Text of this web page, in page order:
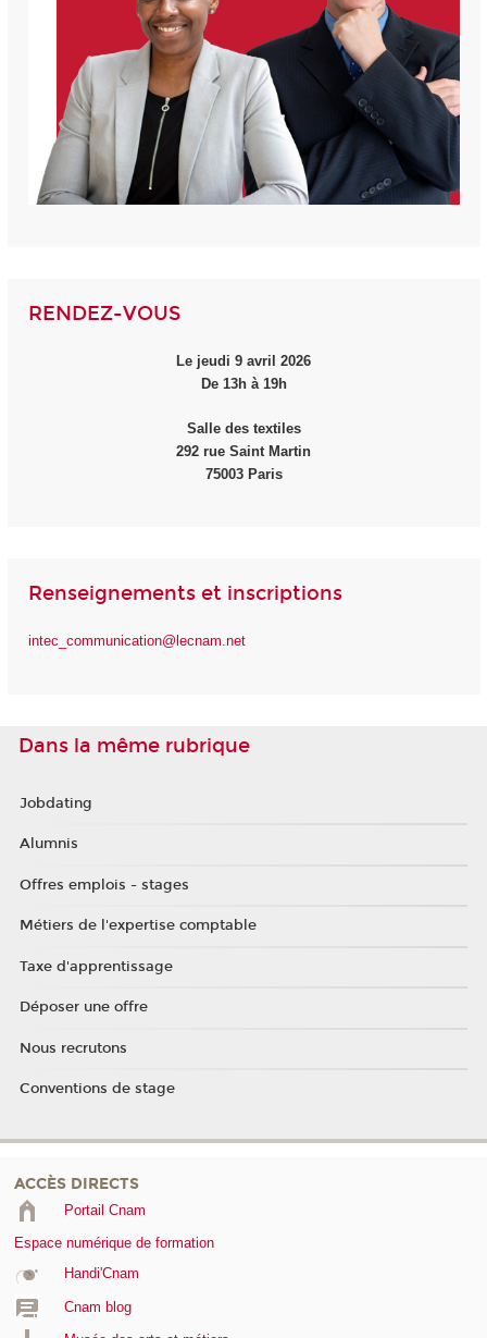
RENDEZ-VOUS
Le jeudi 9 avril 2026
De 13h à 19h
Salle des textiles
292 rue Saint Martin
75003 Paris
Renseignements et inscriptions
intec_communication@lecnam.net
Dans la même rubrique
Jobdating
Alumnis
Offres emplois - stages
Métiers de l'expertise comptable
Taxe d'apprentissage
Déposer une offre
Nous recrutons
Conventions de stage
ACCÈS DIRECTS
Portail Cnam
Espace numérique de formation
Handi'Cnam
Cnam blog